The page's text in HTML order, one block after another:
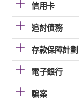
信用卡
追討債務
存款保障計劃
電子銀行
騙案